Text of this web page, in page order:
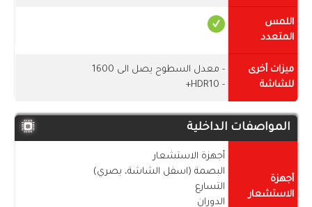
اللمس
المتعدد
ميزات أخرى
للشاشة
- معدل السطوح يصل الى 1600
- HDR10+
المواصفات الداخلية
أجهزة
الاستشعار
أجهزة الاستشعار
البصمة (اسفل الشاشة، بصري)
التسارع
الدوران